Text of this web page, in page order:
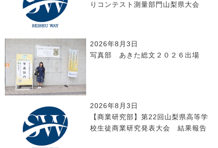
りコンテスト測量部門山梨県大会
2026年8月3日
写真部 あきた総文２０２６出場
2026年8月3日
【商業研究部】第22回山梨県高等学
校生徒商業研究発表大会 結果報告